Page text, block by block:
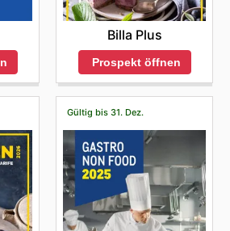
bequem über die wöchentlichen
attraktiven Sonderangeboten
profitieren Kundinnen und
Preisen, garantiert
und regelmäßigen
Angebote online zu erkunden
sowie zeitlich
dem Laufenden zu halten.
bei Penny – erkunden
Angebote.
Billa Plus
Prospekt öffnen
Gültig bis 31. Dez.